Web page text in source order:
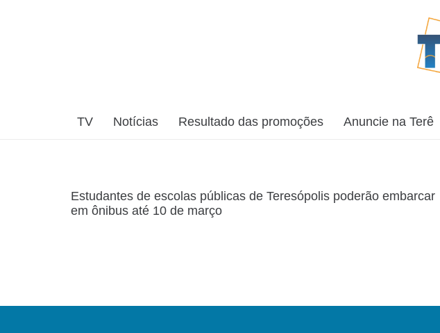
TV Notícias Resultado das promoções Anuncie na Terê
Estudantes de escolas públicas de Teresópolis poderão embarcar
em ônibus até 10 de março